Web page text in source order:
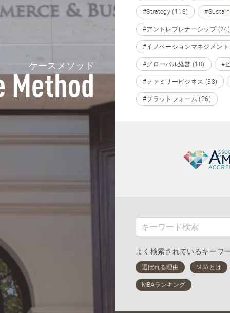
ケースメソッド
Method
#Strategy (113)
#アントレプレナーシップ (24)
#イノベーションマネジメン
#グローバル経営 (18) #
#ファミリービジネス (83)
#プラットフォーム (26)
よく検索されているキーワ